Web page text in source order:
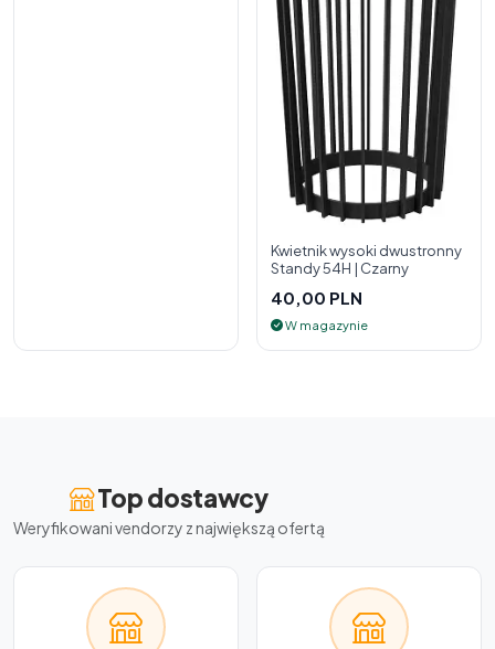
Kwietnik wysoki dwustronny
Standy 54H | Czarny
40,00 PLN
W magazynie
Top dostawcy
Weryfikowani vendorzy z największą ofertą